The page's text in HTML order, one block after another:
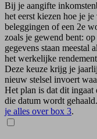
Bij je aangifte
het eerst kiezen hoe je
beleggingen of een 2e
zoals je gewend bent:
gegevens staan
het werkelijke
Deze keuze krijg je
nieuw stelsel invoert
Het plan is dat dit
die datum wordt gehaald.
je alles over box 3.